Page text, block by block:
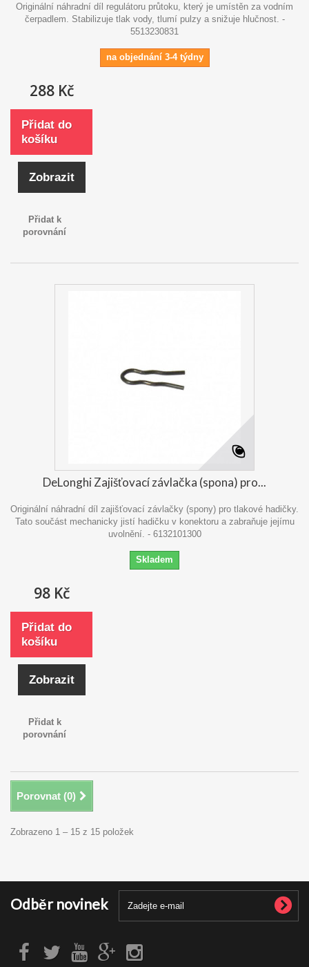
Originální náhradní díl regulátoru průtoku, který je umístěn za vodním
čerpadlem. Stabilizuje tlak vody, tlumí pulzy a snižuje hlučnost. -
5513230831
na objednání 3-4 týdny
288 Kč
Přidat do
košíku
Zobrazit
Přidat k
porovnání
DeLonghi Zajišťovací závlačka (spona) pro...
Originální náhradní díl zajišťovací závlačky (spony) pro tlakové hadičky.
Tato součást mechanicky jistí hadičku v konektoru a zabraňuje jejímu
uvolnění. - 6132101300
Skladem
98 Kč
Přidat do
košíku
Zobrazit
Přidat k
porovnání
Porovnat (0)
Zobrazeno 1 – 15 z 15 položek
Odběr novinek